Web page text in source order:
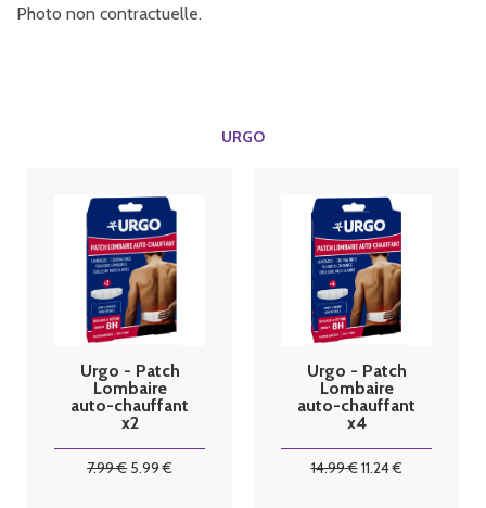
Photo non contractuelle.
URGO
Urgo - Patch
Lombaire
auto-chauffant
x2
7.99€ 5.99 €
Urgo - Patch
Lombaire
auto-chauffant
x4
14.99€11.24€